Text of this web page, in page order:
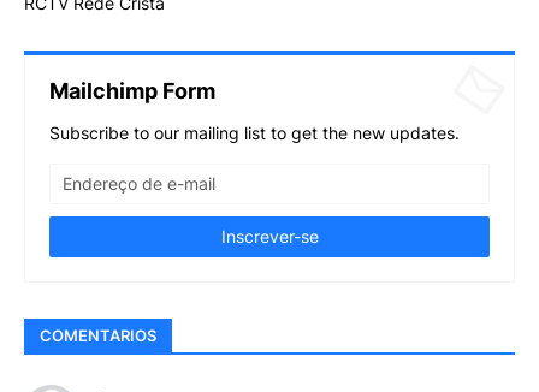
Mailchimp Form
Subscribe to our mailing list to get the new updates.
COMENTARIOS